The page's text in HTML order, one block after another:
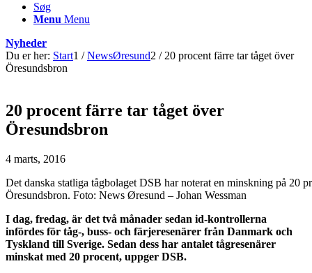
Søg
Menu Menu
Nyheder
Du er her: Start1 / NewsØresund2 / 20 procent färre tar tåget över
Öresundsbron
20 procent färre tar tåget över
Öresundsbron
4 marts, 2016
Det danska statliga tågbolaget DSB har noterat en minskning på 20
Öresundsbron. Foto: News Øresund – Johan Wessman
I dag, fredag, är det två månader sedan id-kontrollerna
infördes för tåg-, buss- och färjeresenärer från Danmark och
Tyskland till Sverige. Sedan dess har antalet tågresenärer
minskat med 20 procent, uppger DSB.